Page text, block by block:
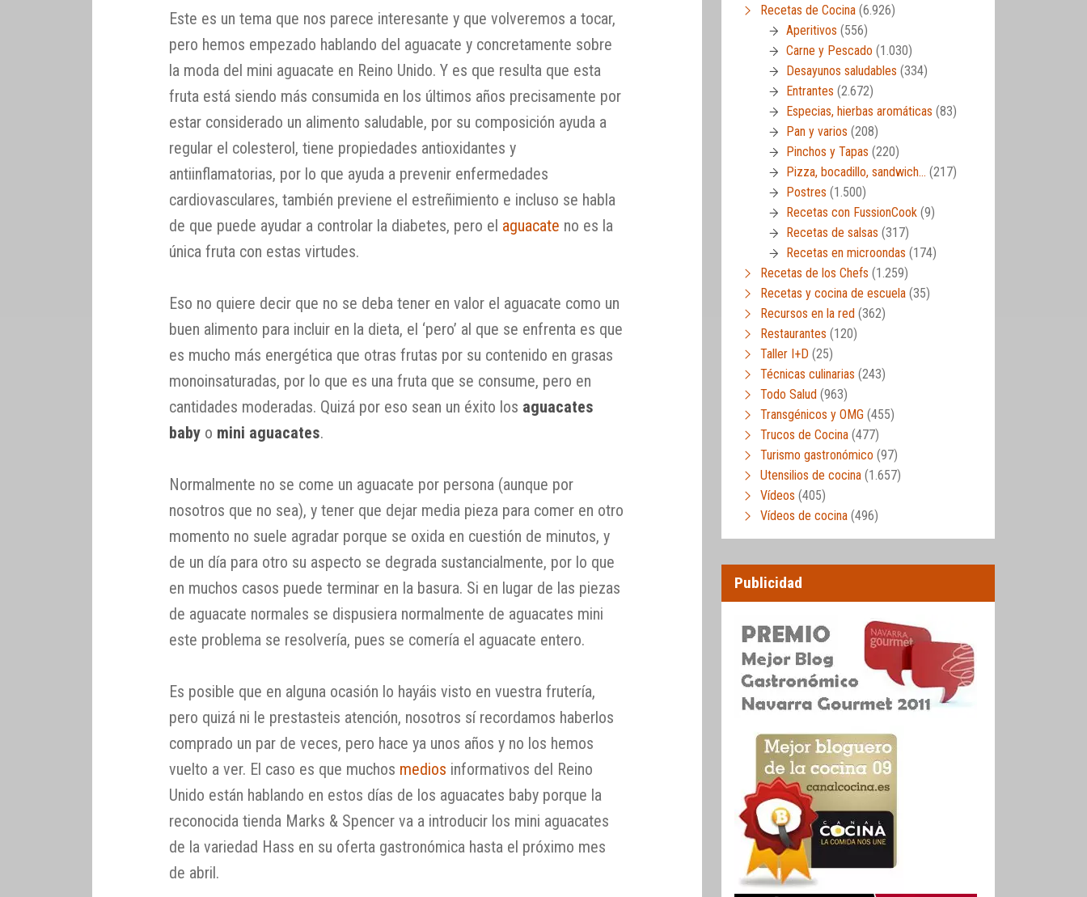
Este es un tema que nos parece interesante y que volveremos a tocar,
pero hemos empezado hablando del aguacate y concretamente sobre
la moda del mini aguacate en Reino Unido. Y es que resulta que esta
fruta está siendo más consumida en los últimos años precisamente por
estar considerado un alimento saludable, por su composición ayuda a
regular el colesterol, tiene propiedades antioxidantes y
antiinflamatorias, por lo que ayuda a prevenir enfermedades
cardiovasculares, también previene el estreñimiento e incluso se habla
de que puede ayudar a controlar la diabetes, pero el aguacate no es la
única fruta con estas virtudes.
Eso no quiere decir que no se deba tener en valor el aguacate como un
buen alimento para incluir en la dieta, el ‘pero’ al que se enfrenta es que
es mucho más energética que otras frutas por su contenido en grasas
monoinsaturadas, por lo que es una fruta que se consume, pero en
cantidades moderadas. Quizá por eso sean un éxito los aguacates
baby o mini aguacates.
Normalmente no se come un aguacate por persona (aunque por
nosotros que no sea), y tener que dejar media pieza para comer en otro
momento no suele agradar porque se oxida en cuestión de minutos, y
de un día para otro su aspecto se degrada sustancialmente, por lo que
en muchos casos puede terminar en la basura. Si en lugar de las piezas
de aguacate normales se dispusiera normalmente de aguacates mini
este problema se resolvería, pues se comería el aguacate entero.
Es posible que en alguna ocasión lo hayáis visto en vuestra frutería,
pero quizá ni le prestasteis atención, nosotros sí recordamos haberlos
comprado un par de veces, pero hace ya unos años y no los hemos
vuelto a ver. El caso es que muchos medios informativos del Reino
Unido están hablando en estos días de los aguacates baby porque la
reconocida tienda Marks & Spencer va a introducir los mini aguacates
de la variedad Hass en su oferta gastronómica hasta el próximo mes
de abril.
Recetas de Cocina (6.926)
Aperitivos (556)
Carne y Pescado (1.030)
Desayunos saludables (334)
Entrantes (2.672)
Especias, hierbas aromáticas (83)
Pan y varios (208)
Pinchos y Tapas (220)
Pizza, bocadillo, sandwich… (217)
Postres (1.500)
Recetas con FussionCook (9)
Recetas de salsas (317)
Recetas en microondas (174)
Recetas de los Chefs (1.259)
Recetas y cocina de escuela (35)
Recursos en la red (362)
Restaurantes (120)
Taller I+D (25)
Técnicas culinarias (243)
Todo Salud (963)
Transgénicos y OMG (455)
Trucos de Cocina (477)
Turismo gastronómico (97)
Utensilios de cocina (1.657)
Vídeos (405)
Vídeos de cocina (496)
Publicidad